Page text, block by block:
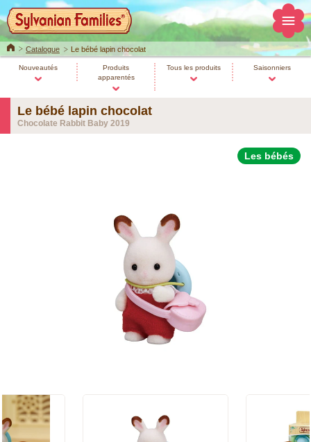
HomeCatalogue Le bébé lapin chocolat
Nouveautés
Produits
apparentés
Tous les produits Saisonniers
Le bébé lapin chocolat
Chocolate Rabbit Baby 2019
Les bébés